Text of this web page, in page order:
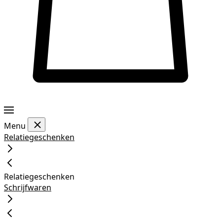
Menu
Relatiegeschenken
Relatiegeschenken
Schrijfwaren